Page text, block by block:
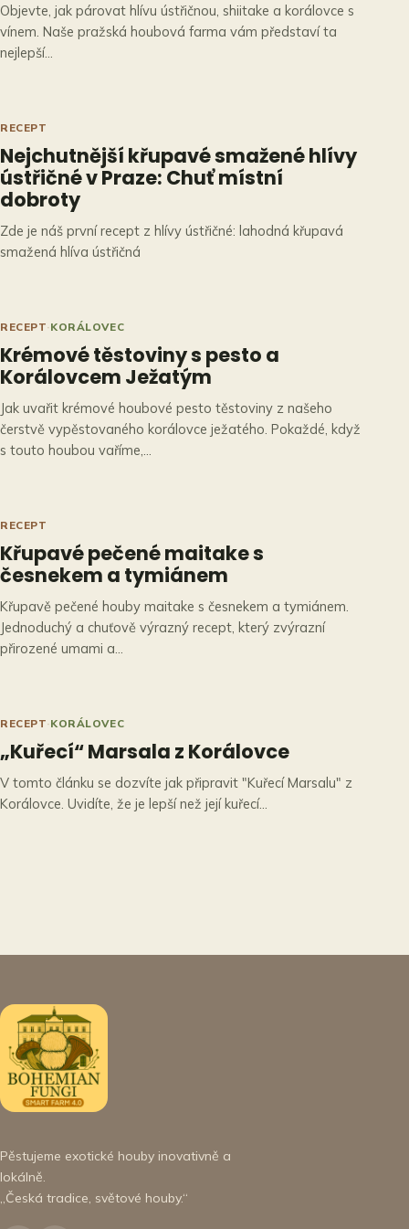
Objevte, jak párovat hlívu ústřičnou, shiitake a korálovce s
vínem. Naše pražská houbová farma vám představí ta
nejlepší…
RECEPT
Nejchutnější křupavé smažené hlívy
ústřičné v Praze: Chuť místní
dobroty
Zde je náš první recept z hlívy ústřičné: lahodná křupavá
smažená hlíva ústřičná
RECEPT·KORÁLOVEC
Krémové těstoviny s pesto a
Korálovcem Ježatým
Jak uvařit krémové houbové pesto těstoviny z našeho
čerstvě vypěstovaného korálovce ježatého. Pokaždé, když
s touto houbou vaříme,…
RECEPT
Křupavé pečené maitake s
česnekem a tymiánem
Křupavě pečené houby maitake s česnekem a tymiánem.
Jednoduchý a chuťově výrazný recept, který zvýrazní
přirozené umami a…
RECEPT·KORÁLOVEC
„Kuřecí“ Marsala z Korálovce
V tomto článku se dozvíte jak připravit "Kuřecí Marsalu" z
Korálovce. Uvidíte, že je lepší než její kuřecí…
Pěstujeme exotické houby inovativně a
lokálně.
„Česká tradice, světové houby.“